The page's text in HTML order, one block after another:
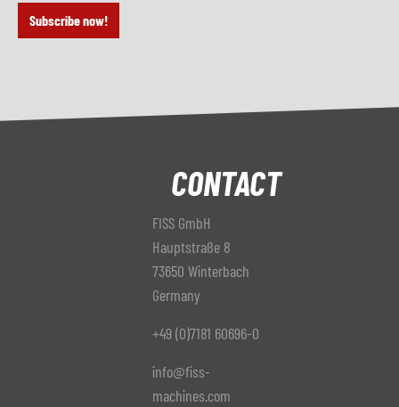
Subscribe now!
CONTACT
FISS GmbH
Hauptstraße 8
73650 Winterbach
Germany
+49 (0)7181 60696-0
info@fiss-
machines.com